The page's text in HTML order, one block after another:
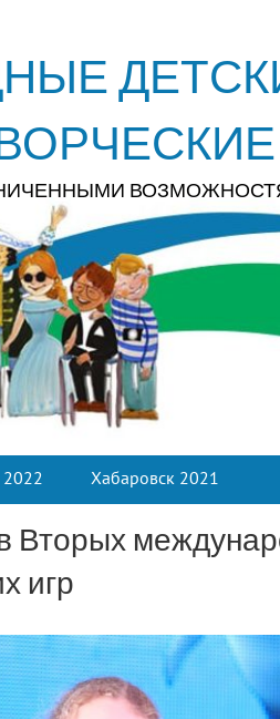
Хабаровск 2021
Вторых
игр